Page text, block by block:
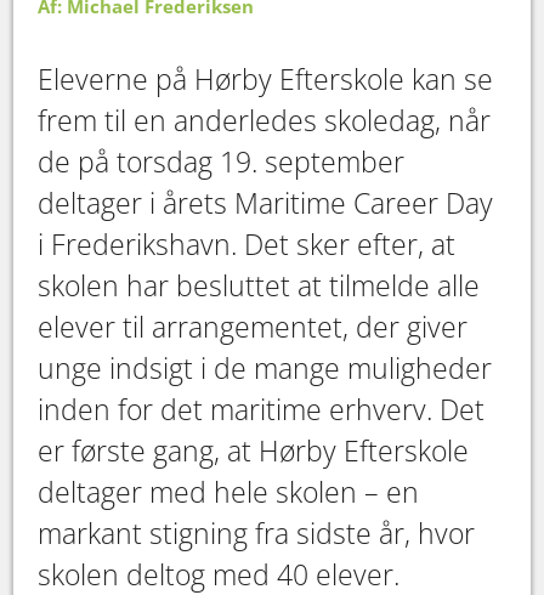
Af: Michael Frederiksen
Eleverne på Hørby Efterskole kan se
frem til en anderledes skoledag, når
de på torsdag 19. september
deltager i årets Maritime Career Day
i Frederikshavn. Det sker efter, at
skolen har besluttet at tilmelde alle
elever til arrangementet, der giver
unge indsigt i de mange muligheder
inden for det maritime erhverv. Det
er første gang, at Hørby Efterskole
deltager med hele skolen – en
markant stigning fra sidste år, hvor
skolen deltog med 40 elever.